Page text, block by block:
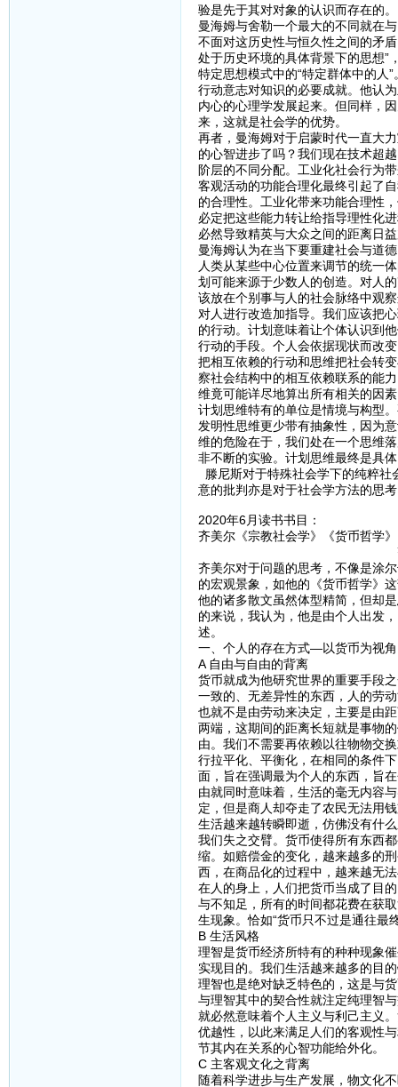
验是先于其对对象的认识而存在的
曼海姆与舍勒一个最大的不同就在
不面对这历史性与恒久性之间的矛
处于历史环境的具体背景下的思想”
特定思想模式中的“特定群体中的人
行动意志对知识的必要成就。他认
内心的心理学发展起来。但同样，
来，这就是社会学的优势。
再者，曼海姆对于启蒙时代一直大
的心智进步了吗？我们现在技术超
阶层的不同分配。工业化社会行为
客观活动的功能合理化最终引起了
的合理性。工业化带来功能合理性
必定把这些能力转让给指导理性化
必然导致精英与大众之间的距离日
曼海姆认为在当下要重建社会与道
人类从某些中心位置来调节的统一
划可能来源于少数人的创造。对人
该放在个别事与人的社会脉络中观
对人进行改造加指导。我们应该把
的行动。计划意味着让个体认识到
行动的手段。个人会依据现状而改
把相互依赖的行动和思维把社会转
察社会结构中的相互依赖联系的能
维竟可能详尽地算出所有相关的因
计划思维特有的单位是情境与构型
发明性思维更少带有抽象性，因为
维的危险在于，我们处在一个思维
非不断的实验。计划思维最终是具
滕尼斯对于特殊社会学下的纯粹
意的批判亦是对于社会学方法的思
2020年6月读书书目：
齐美尔《宗教社会学》《货币哲学
齐美尔笔下
齐美尔对于问题的思考，不像是涂
的宏观景象，如他的《货币哲学》
他的诸多散文虽然体型精简，但却
的来说，我认为，他是由个人出发
述。
一、个人的存在方式—以货币为视角
A 自由与自由的背离
货币就成为他研究世界的重要手段
一致的、无差异性的东西，人的劳
也就不是由劳动来决定，主要是由
两端，这期间的距离长短就是事物
由。我们不需要再依赖以往物物交
行拉平化、平衡化，在相同的条件
面，旨在强调最为个人的东西，旨
由就同时意味着，生活的毫无内容
定，但是商人却夺走了农民无法用
生活越来越转瞬即逝，仿佛没有什
我们失之交臂。货币使得所有东西
缩。如赔偿金的变化，越来越多的
西，在商品化的过程中，越来越无
在人的身上，人们把货币当成了目
与不知足，所有的时间都花费在获
生现象。恰如“货币只不过是通往最
B 生活风格
理智是货币经济所特有的种种现象
实现目的。我们生活越来越多的目
理智也是绝对缺乏特色的，这是与
与理智其中的契合性就注定纯理智
就必然意味着个人主义与利己主义
优越性，以此来满足人们的客观性
节其内在关系的心智功能给外化。
C 主客观文化之背离
随着科学进步与生产发展，物文化